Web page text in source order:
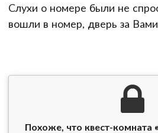
Слухи о номере были не
вошли в номер, дверь за
Похоже, что квест-комната